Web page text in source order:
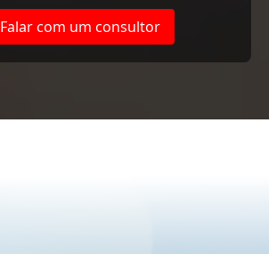
Falar com um consultor